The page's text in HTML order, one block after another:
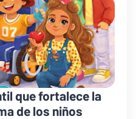
que fortalece la
de los niños